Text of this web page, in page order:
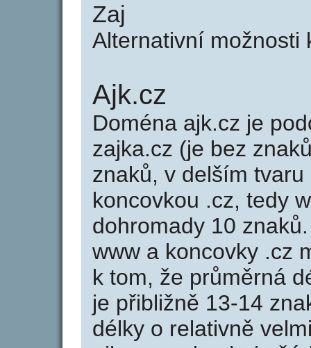
Zaj
Alternativní možnosti
Ajk.cz
Doména ajk.cz je
zajka.cz (je bez
znaků, v delším
koncovkou .cz, tedy
dohromady 10
www a koncovky .cz
k tom, že průměrná
je přibližně 13-14
délky o relativně